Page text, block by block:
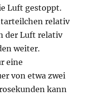
Luft gestoppt.
relativ
der Luft relativ
weiter.
eine
von etwa zwei
kann